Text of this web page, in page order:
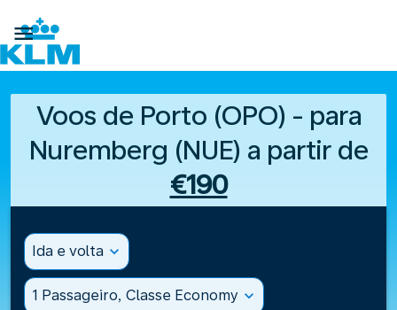

Voos de Porto (OPO) - para
Nuremberg (NUE) a partir de
€190
Ida e volta expand_more
1 Passageiro, Classe Economy expand_more